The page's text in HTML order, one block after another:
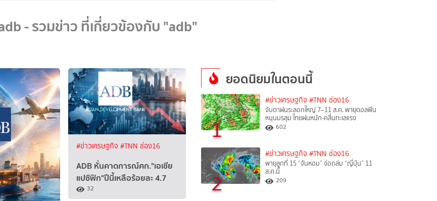
- รวมข่าว ที่เกี่ยวข้องกับ "adb"
#ข่าวเศรษฐกิจ#TNN ช่อง16
ADB หั่นคาดการณ์ศก."เอเชีย
แปซิฟิก"ปีนี้เหลือร้อยละ 4.7
32
ยอดนิยมในตอนนี้
1
#ข่าวเศรษฐกิจ #TNN ช่อง16
จับตาฝนระลอกใหญ่ 7–11 ส.ค. พายุดอลฟิน
หนุนมรสุม ไทยฝนหนัก-คลื่นทะเลแรง
602
2
#ข่าวเศรษฐกิจ #TNN ช่อง16
พายุลูกที่ 15 “จันหอม” จ่อถล่ม “ญี่ปุ่น” 11
ส.ค.นี้
209